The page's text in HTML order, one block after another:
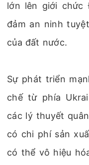
lớn lên giới chức
đảm an ninh
của đất nước.
Sự phát triển
chế từ phía
các lý thuyết
có chi phí sản
có thể vô hiệu